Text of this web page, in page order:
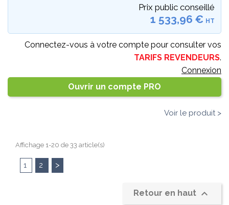
Prix public conseillé
1 533,96 € HT
Connectez-vous à votre compte pour consulter vos
TARIFS REVENDEURS.
Connexion
Ouvrir un compte PRO
Voir le produit >
Affichage 1-20 de 33 article(s)
1 2 >
Retour en haut 